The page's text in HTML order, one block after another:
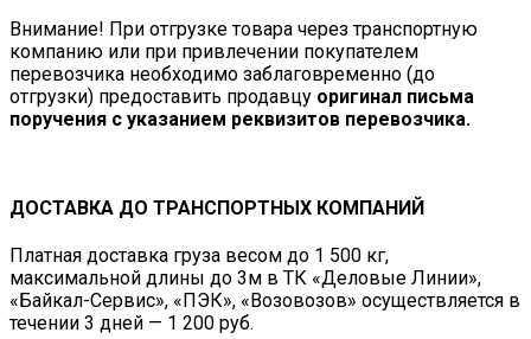
Внимание! При отгрузке товара через транспортную
компанию или при привлечении покупателем
перевозчика необходимо заблаговременно (до
отгрузки) предоставить продавцу оригинал письма
поручения с указанием реквизитов перевозчика.
ДОСТАВКА ДО ТРАНСПОРТНЫХ КОМПАНИЙ
Платная доставка груза весом до 1 500 кг,
максимальной длины до 3м в ТК «Деловые Линии»,
«Байкал-Сервис», «ПЭК», «Возовозов» осуществляется в
течении 3 дней — 1 200 руб.